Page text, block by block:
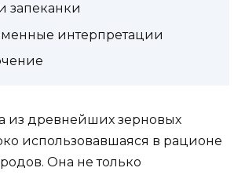
запеканки
интерпретации
из древнейших зерновых
использовавшаяся в рационе
Она не только